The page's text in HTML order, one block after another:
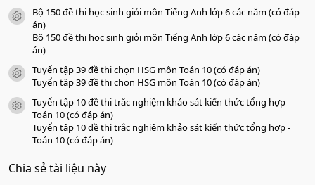
icon tài liệu
Bộ 150 đề thi học sinh giỏi môn Tiếng Anh lớp 6 các năm (có đáp
án)
Bộ 150 đề thi học sinh giỏi môn Tiếng Anh lớp 6 các năm (có đáp
án)
icon tài liệu
Tuyển tập 39 đề thi chọn HSG môn Toán 10 (có đáp án)
Tuyển tập 39 đề thi chọn HSG môn Toán 10 (có đáp án)
icon tài liệu
Tuyển tập 10 đề thi trắc nghiệm khảo sát kiến thức tổng hợp -
Toán 10 (có đáp án)
Tuyển tập 10 đề thi trắc nghiệm khảo sát kiến thức tổng hợp -
Toán 10 (có đáp án)
Chia sẻ tài liệu này